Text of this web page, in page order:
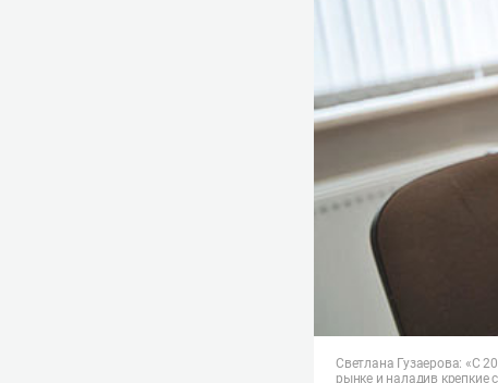
Светлана Гузаерова: «С
рынке и наладив крепкие